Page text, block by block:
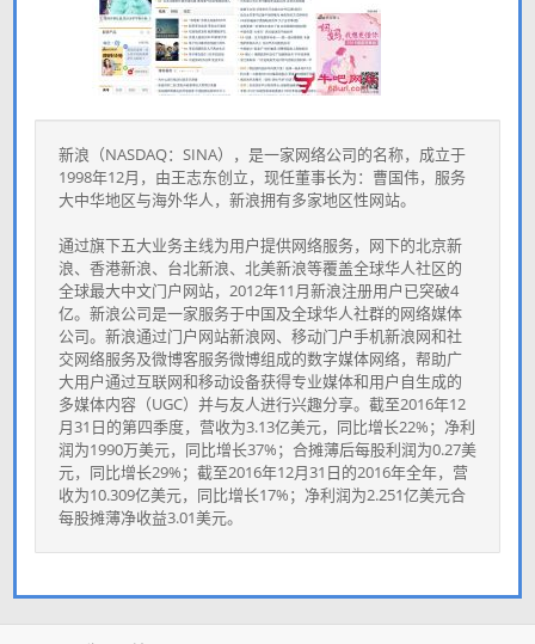
新浪（NASDAQ：SINA），是一家网络公司的名称，成立于
1998年12月，由王志东创立，现任董事长为：曹国伟，服务
大中华地区与海外华人，新浪拥有多家地区性网站。
通过旗下五大业务主线为用户提供网络服务，网下的北京新
浪、香港新浪、台北新浪、北美新浪等覆盖全球华人社区的
全球最大中文门户网站，2012年11月新浪注册用户已突破4
亿。新浪公司是一家服务于中国及全球华人社群的网络媒体
公司。新浪通过门户网站新浪网、移动门户手机新浪网和社
交网络服务及微博客服务微博组成的数字媒体网络，帮助广
大用户通过互联网和移动设备获得专业媒体和用户自生成的
多媒体内容（UGC）并与友人进行兴趣分享。截至2016年12
月31日的第四季度，营收为3.13亿美元，同比增长22%；净利
润为1990万美元，同比增长37%；合摊薄后每股利润为0.27美
元，同比增长29%；截至2016年12月31日的2016年全年，营
收为10.309亿美元，同比增长17%；净利润为2.251亿美元合
每股摊薄净收益3.01美元。